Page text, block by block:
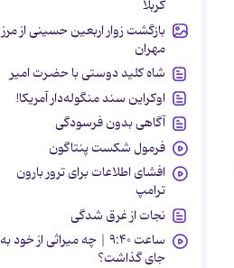
کربلا
بازگشت زوار اربعین حسینی از مرز
مهران
شاه کلید دوستی با حضرت امیر
اوکراین سند منگوله‌دار آمریکا!
آگاهی بدون فرسودگی
فرمول شکست پنتاگون
افشای اطلاعات برای ترور بارون
ترامپ
نجات از غرق شدگی
ساعت ۹:۴۰ | چه میراثی از خود به
جای گذاشت؟